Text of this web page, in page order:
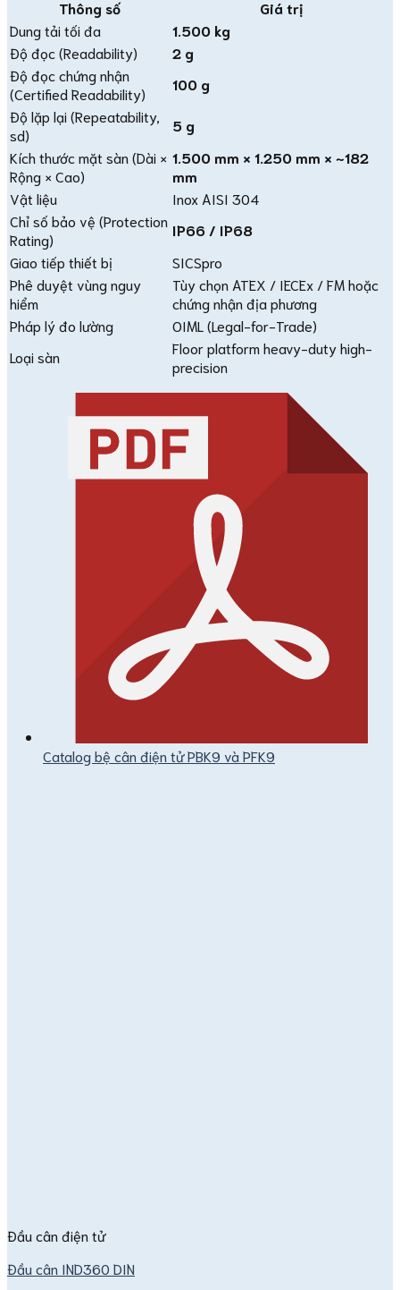
Thông số
Giá trị
Dung tải tối đa
1.500 kg
Độ đọc (Readability)
2 g
Độ đọc chứng nhận
(Certified Readability)
100 g
Độ lặp lại (Repeatability,
sd)
5 g
Kích thước mặt sàn (Dài ×
Rộng × Cao)
1.500 mm × 1.250 mm × ~182
mm
Vật liệu
Inox AISI 304
Chỉ số bảo vệ (Protection
Rating)
IP66 / IP68
Giao tiếp thiết bị
SICSpro
Phê duyệt vùng nguy
hiểm
Tùy chọn ATEX / IECEx / FM hoặc
chứng nhận địa phương
Pháp lý đo lường
OIML (Legal-for-Trade)
Loại sàn
Floor platform heavy-duty high-
precision
Catalog bệ cân điện tử PBK9 và PFK9
Đầu cân điện tử
Đầu cân IND360 DIN